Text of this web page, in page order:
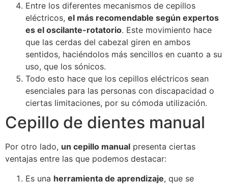
Entre los diferentes mecanismos de cepillos
eléctricos, el más recomendable según expertos
es el oscilante-rotatorio. Este movimiento hace
que las cerdas del cabezal giren en ambos
sentidos, haciéndolos más sencillos en cuanto a su
uso, que los sónicos.
Todo esto hace que los cepillos eléctricos sean
esenciales para las personas con discapacidad o
ciertas limitaciones, por su cómoda utilización.
Cepillo de dientes manual
Por otro lado, un cepillo manual presenta ciertas
ventajas entre las que podemos destacar:
Es una herramienta de aprendizaje, que se